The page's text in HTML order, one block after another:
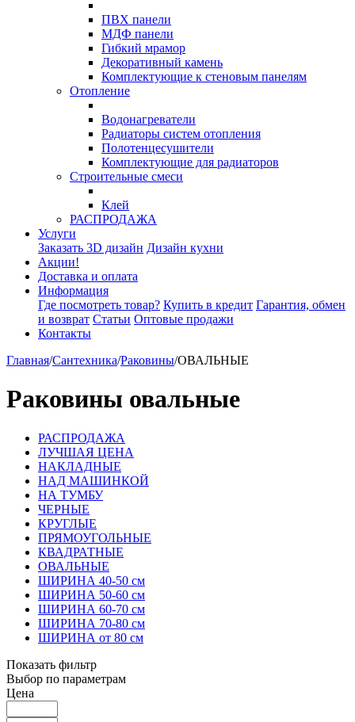
ПВХ панели
МДФ панели
Гибкий мрамор
Декоративный камень
Комплектующие к стеновым панелям
Отопление
Водонагреватели
Радиаторы систем отопления
Полотенцесушители
Комплектующие для радиаторов
Строительные смеси
Клей
РАСПРОДАЖА
Услуги
Заказать 3D дизайн Дизайн кухни
Акции!
Доставка и оплата
Информация
Где посмотреть товар? Купить в кредит Гарантия, обмен
и возврат Статьи Оптовые продажи
Контакты
Главная/Сантехника/Раковины/ОВАЛЬНЫЕ
Раковины овальные
РАСПРОДАЖА
ЛУЧШАЯ ЦЕНА
НАКЛАДНЫЕ
НАД МАШИНКОЙ
НА ТУМБУ
ЧЕРНЫЕ
КРУГЛЫЕ
ПРЯМОУГОЛЬНЫЕ
КВАДРАТНЫЕ
ОВАЛЬНЫЕ
ШИРИНА 40-50 см
ШИРИНА 50-60 см
ШИРИНА 60-70 см
ШИРИНА 70-80 см
ШИРИНА от 80 см
Показать фильтр
Выбор по параметрам
Цена